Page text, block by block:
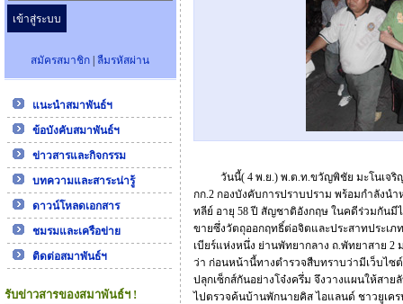
สมัครสมาชิก |ลืมรหัสผ่าน
แนะนำสมาพันธ์ฯ
ข้อบังคับสมาพันธ์ฯ
ข่าวสารและกิจกรรม
บทความและสาระน่ารู้
ดาวน์โหลดเอกสาร
ชมรมและเครือข่าย
ติดต่อสมาพันธ์ฯ
รับข่าวสารของสมาพันธ์ฯ !
วันนี้( 4 พ.ย.) พ.ต.ท.ขวัญพิชัย มะโนเจ
กก.2 กองบังคับการปราบปราม พร้อมกำลัง
ทลีย์ อายุ 58 ปี สัญชาติอังกฤษ ในคดีร่วมกัน
ขายซึ่งวัตถุออกฤทธิ์ต่อจิตและประสาทประเ
เบียร์แห่งหนึ่ง ย่านพัทยากลาง ถ.พัทยาสาย 2
ว่า ก่อนหน้านี้ทางตำรวจสืบทราบว่ามีเว็บไซต์
ปลุกเซ็กส์กันอย่างโจ๋งครึ่ม จึงวางแผนให้สา
ไปตรวจค้นบ้านพักนายคิส ไอแลนด์ ชาวยูเค